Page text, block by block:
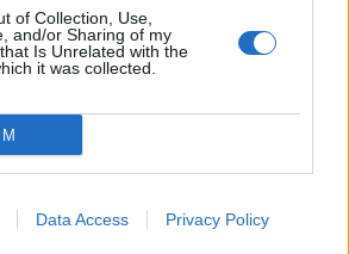
of Collection, Use,
and/or Sharing of my
Is Unrelated with the
it was collected.
Data Access Privacy Policy